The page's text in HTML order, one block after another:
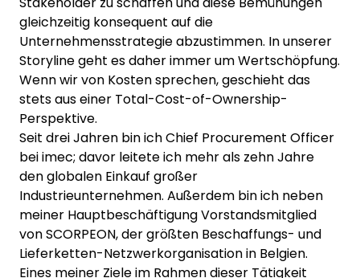
gleichzeitig konsequent auf die
Unternehmensstrategie abzustimmen. In unserer
Storyline geht es daher immer um Wertschöpfung.
Wenn wir von Kosten sprechen, geschieht das
stets aus einer Total-Cost-of-Ownership-
Perspektive.
Seit drei Jahren bin ich Chief Procurement Officer
bei imec; davor leitete ich mehr als zehn Jahre
den globalen Einkauf großer
Industrieunternehmen. Außerdem bin ich neben
meiner Hauptbeschäftigung Vorstandsmitglied
von SCORPEON, der größten Beschaffungs- und
Lieferketten-Netzwerkorganisation in Belgien.
Eines meiner Ziele im Rahmen dieser Tätigkeit